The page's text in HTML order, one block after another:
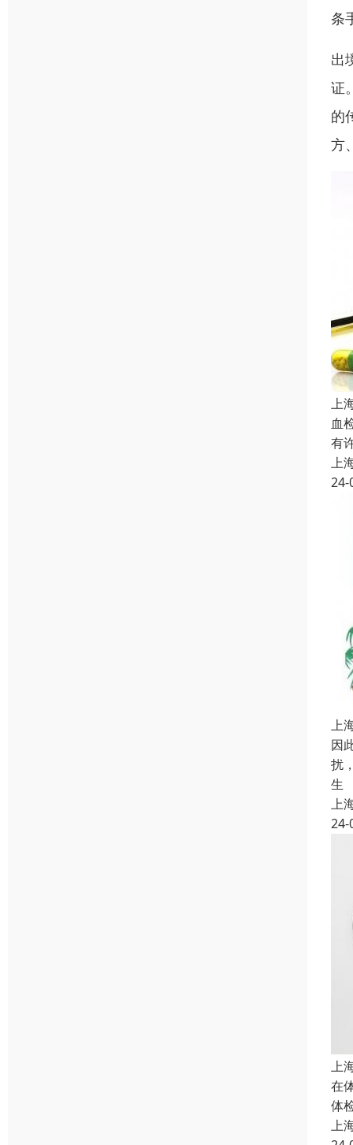
条
出
证
的
方
上
血
有
上
24-
上
因
扰
生
上
24-
上
在
体
上